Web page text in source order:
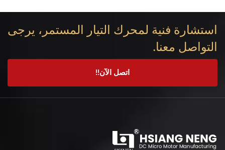
استشارة فنية لمحرك التيار المستمر، يرجى
التواصل معنا.
اتصل الآن!!